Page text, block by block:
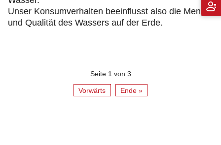
Unser Konsumverhalten beeinflusst also die Menge
und Qualität des Wassers auf der Erde.
Seite 1 von 3
Vorwärts Ende »